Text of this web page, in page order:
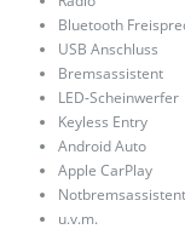
Bluetooth
USB Anschluss
Bremsassistent
LED-Scheinwerfer
Keyless Entry
Android Auto
Apple CarPlay
Notbremsassistent
u.v.m.